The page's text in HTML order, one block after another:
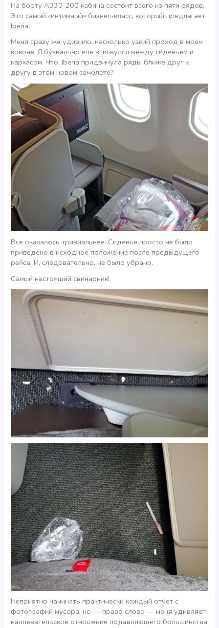
На борту А330-200 кабина состоит всего из пяти рядов.
Это самый «интимный» бизнес-класс, который предлагает
Iberia.
Меня сразу же удивило, насколько узкий проход в моем
коконе. Я буквально еле втиснулся между сиденьем и
каркасом. Что, Iberia придвинула ряды ближе друг к
другу в этом новом самолете?
Все оказалось тривиальнее. Сиденье просто не было
приведено в исходное положение после предыдущего
рейса. И, следовательно, не было убрано.
Самый настоящий свинарник!
Неприятно начинать практически каждый отчет с
фотографий мусора, но — право слово — меня удивляет
наплевательское отношение подавляющего большинства